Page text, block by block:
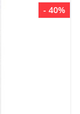
- 40%